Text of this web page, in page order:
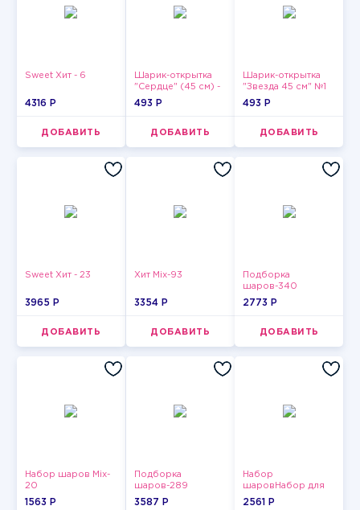
Sweet Хит - 6
4316 P
ДОБАВИТЬ
Шарик-открытка
"Сердце" (45 см) -
2
493 P
ДОБАВИТЬ
Шарик-открытка
"Звезда 45 см" №1
493 P
ДОБАВИТЬ
Sweet Хит - 23
3965 P
ДОБАВИТЬ
Хит Mix-93
3354 P
ДОБАВИТЬ
Подборка
шаров-340
2773 P
ДОБАВИТЬ
Набор шаров Mix-
20
1563 P
Подборка
шаров-289
3587 P
Набор
шаровНабор для
мужчин-11
2561 P